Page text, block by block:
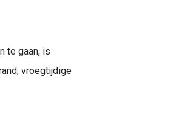
te gaan, is
vroegtijdige